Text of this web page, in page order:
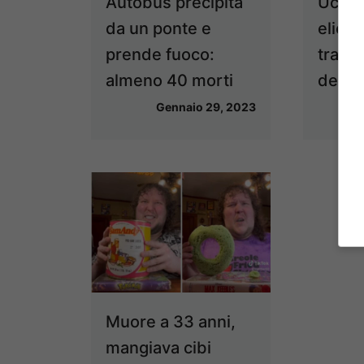
da un ponte e
prende fuoco:
almeno 40 morti
Gennaio 29, 2023
tra
degli
Muore a 33 anni,
mangiava cibi